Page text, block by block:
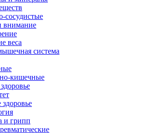
сосудистые
внимание
веса
система
кишечные
и грипп